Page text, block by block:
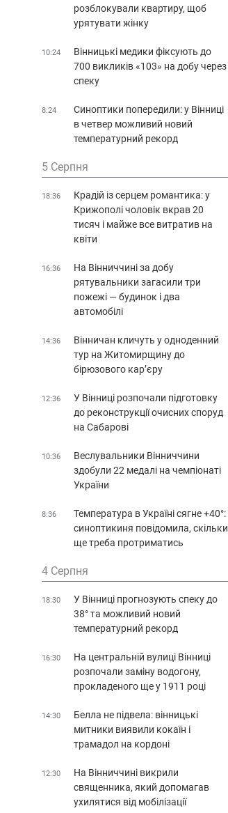
розблокували квартиру, щоб
урятувати жінку
10:24
Вінницькі медики фіксують до
700 викликів «103» на добу через
спеку
8:24
Синоптики попередили: у Вінниці
в четвер можливий новий
температурний рекорд
5 Серпня
18:36
Крадій із серцем романтика: у
Крижополі чоловік вкрав 20
тисяч і майже все витратив на
квіти
16:36
На Вінниччині за добу
рятувальники загасили три
пожежі — будинок і два
автомобілі
14:36
Вінничан кличуть у одноденний
тур на Житомирщину до
бірюзового кар’єру
12:36
У Вінниці розпочали підготовку
до реконструкції очисних споруд
на Сабарові
10:36
Веслувальники Вінниччини
здобули 22 медалі на чемпіонаті
України
8:36
Температура в Україні сягне +40°:
синоптикиня повідомила, скільки
ще треба протриматись
4 Серпня
18:30
У Вінниці прогнозують спеку до
38° та можливий новий
температурний рекорд
16:30
На центральній вулиці Вінниці
розпочали заміну водогону,
прокладеного ще у 1911 році
14:30
Белла не підвела: вінницькі
митники виявили кокаїн і
трамадол на кордоні
12:30
На Вінниччині викрили
священника, який допомагав
ухилятися від мобілізації